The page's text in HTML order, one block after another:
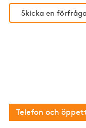
Skicka en
Telefon och